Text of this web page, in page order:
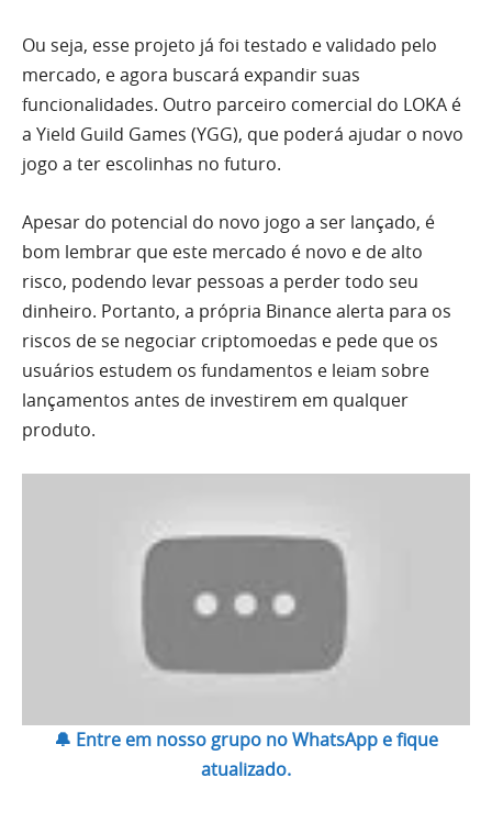
Ou seja, esse projeto já foi testado e validado pelo
mercado, e agora buscará expandir suas
funcionalidades. Outro parceiro comercial do LOKA é
a Yield Guild Games (YGG), que poderá ajudar o novo
jogo a ter escolinhas no futuro.
Apesar do potencial do novo jogo a ser lançado, é
bom lembrar que este mercado é novo e de alto
risco, podendo levar pessoas a perder todo seu
dinheiro. Portanto, a própria Binance alerta para os
riscos de se negociar criptomoedas e pede que os
usuários estudem os fundamentos e leiam sobre
lançamentos antes de investirem em qualquer
produto.
🔔 Entre em nosso grupo no WhatsApp e fique
atualizado.